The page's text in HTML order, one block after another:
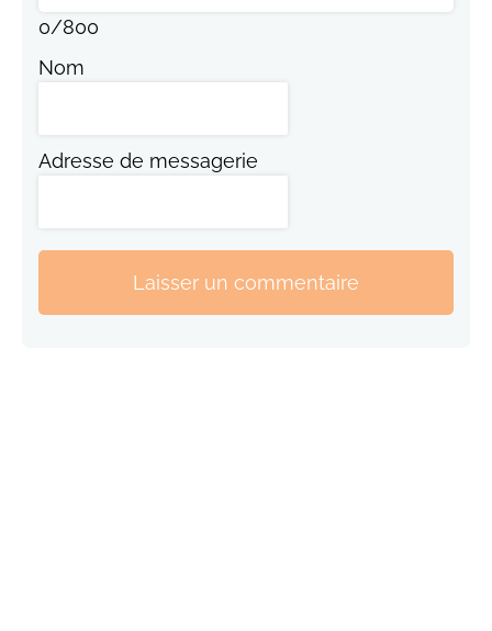
0/800
Nom
Adresse de messagerie
Laisser un commentaire